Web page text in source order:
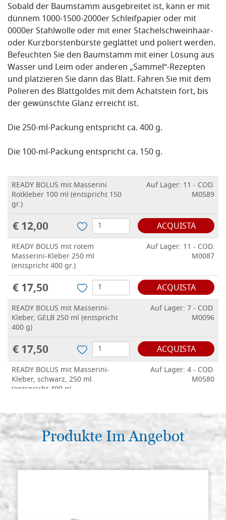
Sobald der Baumstamm ausgebreitet ist, kann er mit
dünnem 1000-1500-2000er Schleifpapier oder mit
0000er Stahlwolle oder mit einer Stachelschweinhaar-
oder Kurzborstenbürste geglättet und poliert werden.
Befeuchten Sie den Baumstamm mit einer Lösung aus
Wasser und Leim oder anderen „Sammel“-Rezepten
und platzieren Sie dann das Blatt. Fahren Sie mit dem
Polieren des Blattgoldes mit dem Achatstein fort, bis
der gewünschte Glanz erreicht ist.
Die 250-ml-Packung entspricht ca. 400 g.
Die 100-ml-Packung entspricht ca. 150 g.
READY BOLUS mit Masserini
Rotkleber 100 ml (entspricht 150
gr.)
Auf Lager: 11 - COD.
M0589
€ 12,00 ACQUISTA
READY BOLUS mit rotem
Masserini-Kleber 250 ml
(entspricht 400 gr.)
Auf Lager: 11 - COD.
M0087
€ 17,50 ACQUISTA
READY BOLUS mit Masserini-
Kleber, GELB 250 ml (entspricht
400 g)
Auf Lager: 7 - COD.
M0096
€ 17,50 ACQUISTA
READY BOLUS mit Masserini-
Kleber, schwarz, 250 ml
(entspricht 400 g)
Auf Lager: 4 - COD.
M0580
€ 17,50 ACQUISTA
Produkte Im Angebot